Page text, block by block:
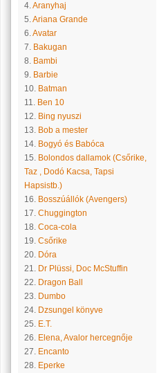
4.Aranyhaj
5.Ariana Grande
6.Avatar
7. Bakugan
8. Bambi
9. Barbie
10. Batman
11. Ben 10
12. Bing nyuszi
13. Bob a mester
14. Bogyó és Babóca
15. Bolondos dallamok (Csőrike,
Taz , Dodó Kacsa, Tapsi
Hapsistb.)
16. Bosszúállók (Avengers)
17. Chuggington
18. Coca-cola
19. Csőrike
20. Dóra
21. Dr Plüssi, Doc McStuffin
22. Dragon Ball
23. Dumbo
24. Dzsungel könyve
25. E.T.
26. Elena, Avalor hercegnője
27. Encanto
28. Eperke